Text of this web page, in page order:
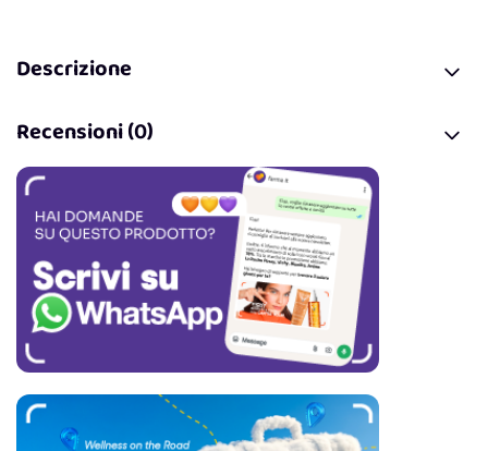
Descrizione
Recensioni (0)